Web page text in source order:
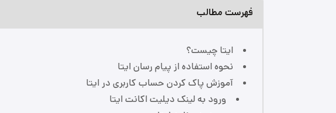
فهرست مطالب
ایتا چیست؟
نحوه استفاده از پیام رسان ایتا
آموزش پاک کردن حساب کاربری در ایتا
ورود به لینک دیلیت اکانت ایتا